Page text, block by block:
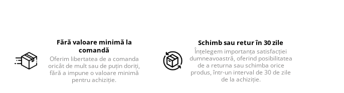
Fără valoare minimă la
comandă
Oferim libertatea de a comanda
oricât de mult sau de puțin doriți,
fără a impune o valoare minimă
pentru achiziție.
Schimb sau retur în 30 zile
Înțelegem importanța satisfacției
dumneavoastră, oferind posibilitatea
de a returna sau schimba orice
produs, într-un interval de 30 de zile
de la achiziție.